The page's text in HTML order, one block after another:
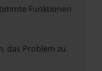
Funktionen
das Problem zu